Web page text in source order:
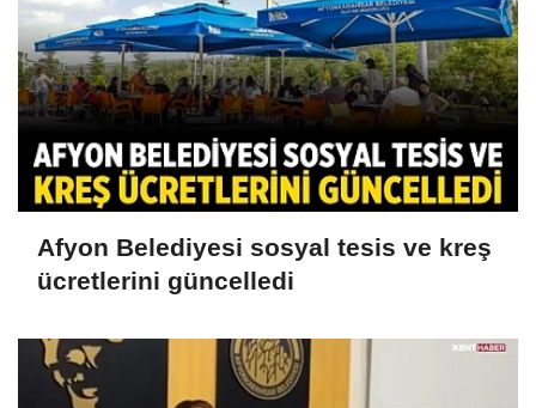
Afyon Belediyesi sosyal tesis ve kreş
ücretlerini güncelledi